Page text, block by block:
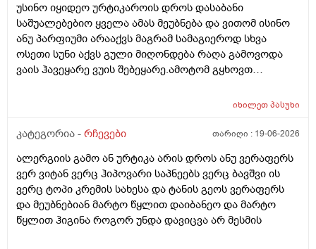
ამექავოს.ბიბხიანოს შამპუნი რომ ვიყიდო ბაბეზ3
უარესი ხომ არარის?მხოლპდ ბიბცოანის საპობს იტანს
ტანოს კანი მაგრამ შამპუნი აოხმაროა და ასე მგონია
ბაბე იფრო ნახია და თუ ბაბე მახლევს ქავილს ბიბჩენი
იგრო მომცემს?სავატაუდოთ სიმშრალისგან მექავება
ბინჩენი უკეთესია რონელი?სხვადასხვა აქვს ბუბჩენს
უსინო იყიდეო ურტიკაროის დროს დასაბანი
საშუალებებიო ყველა ამას მეუბნება და ვითომ ისინო
ანუ პარფიუმი არააქვს მაგრამ სამაგიეროდ სხვა
ოსეთი სუნი აქვს გული მიღონდება რაღა გამოვოდა
ვაის ჰავეყარე ვუის შებეყარე.ამოტომ გყხოვთ
დამატენიანებელ შამპუნს თაფლით რომ აროს იმას და
ბუბჩენის შამპუნი რომ ვიყიდო იმად?
იხილეთპასუხი
კატეგორია - რჩევები თარიღი : 19-06-2026
ალერგიის გამო ან ურტიკა არის დროს ანუ ვერაფერს
ვერ ვიტან ვერც ჰიპოვარი საპნეებს ვერც ბავშვი ის
ვერც ტოპი კრემის სახესა და ტანის გეოს ვერაფერს
და მეუბნებიან მარტო წყლით დაიბანეო და მარტო
წყლით ჰიგინა როგორ უნდა დავიცვა არ მესმის